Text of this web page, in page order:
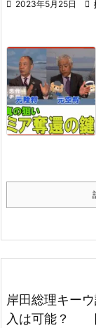
 2023年5月25日 
岸田総理キー
入は可能？